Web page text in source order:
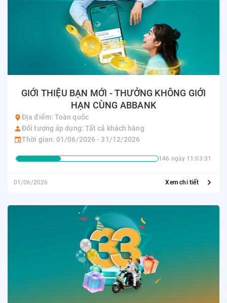
GIỚI THIỆU BẠN MỚI - THƯỞNG KHÔNG GIỚI
HẠN CÙNG ABBANK
Địa điểm: Toàn quốc
Đối tượng áp dụng: Tất cả khách hàng
Thời gian: 01/06/2026 - 31/12/2026
146 ngày 11:03:31
01/06/2026 Xem chi tiết